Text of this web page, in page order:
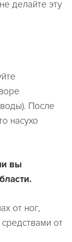
делайте эту
После
насухо
вы
от ног,
от